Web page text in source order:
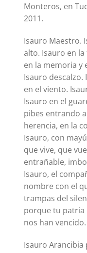
Monteros, en
2011.
Isauro Maestro.
alto. Isauro en
en la memoria y
Isauro descalzo.
en el viento.
Isauro en el
pibes entrando
herencia, en la
Isauro, con
que vive, que
entrañable,
Isauro, el
nombre con el
trampas del
porque tu patria
nos han vencido.
Isauro Arancibia